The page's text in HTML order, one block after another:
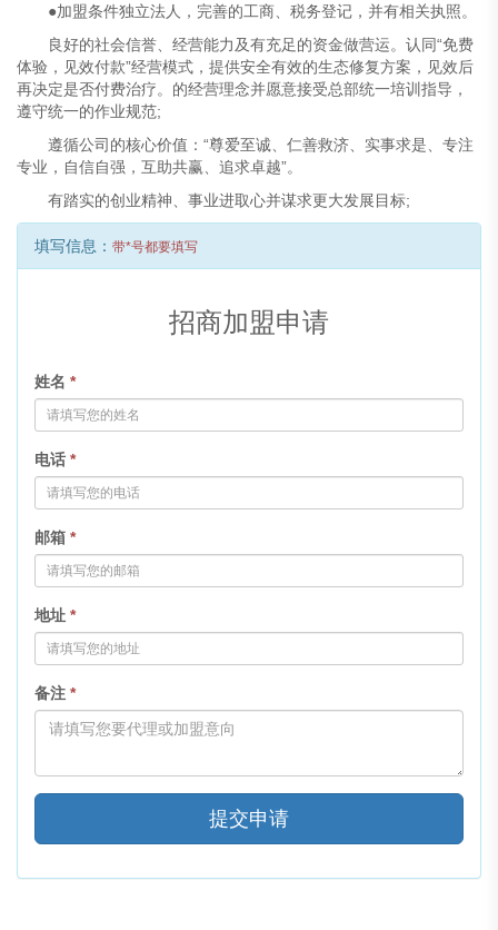
●加盟条件独立法人，完善的工商、税务登记，并有相关执照。
良好的社会信誉、经营能力及有充足的资金做营运。认同“免费
体验，见效付款”经营模式，提供安全有效的生态修复方案，见效后
再决定是否付费治疗。的经营理念并愿意接受总部统一培训指导，
遵守统一的作业规范;
遵循公司的核心价值：“尊爱至诚、仁善救济、实事求是、专注
专业，自信自强，互助共赢、追求卓越”。
有踏实的创业精神、事业进取心并谋求更大发展目标;
填写信息： 带*号都要填写
招商加盟申请
姓名 *
电话 *
邮箱 *
地址 *
备注 *
提交申请